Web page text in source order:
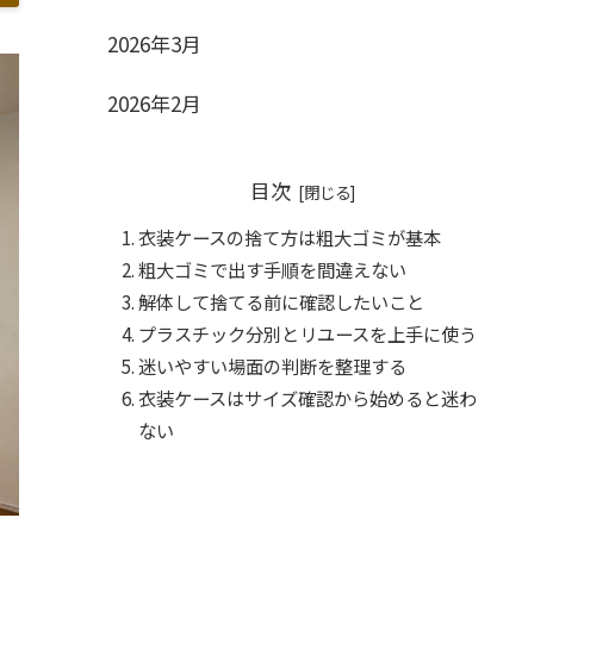
2026年3月
2026年2月
目次
衣装ケースの捨て方は粗大ゴミが基本
粗大ゴミで出す手順を間違えない
解体して捨てる前に確認したいこと
プラスチック分別とリユースを上手に使う
迷いやすい場面の判断を整理する
衣装ケースはサイズ確認から始めると迷わ
ない